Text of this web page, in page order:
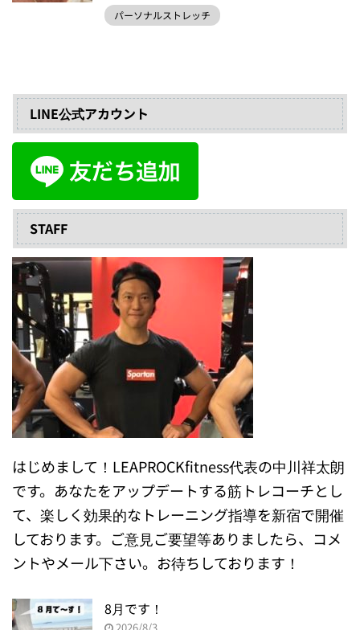
パーソナルストレッチ
LINE公式アカウント
STAFF
はじめまして！LEAPROCKfitness代表の中川祥太朗
です。あなたをアップデートする筋トレコーチとし
て、楽しく効果的なトレーニング指導を新宿で開催
しております。ご意見ご要望等ありましたら、コメ
ントやメール下さい。お待ちしております！
8月です！